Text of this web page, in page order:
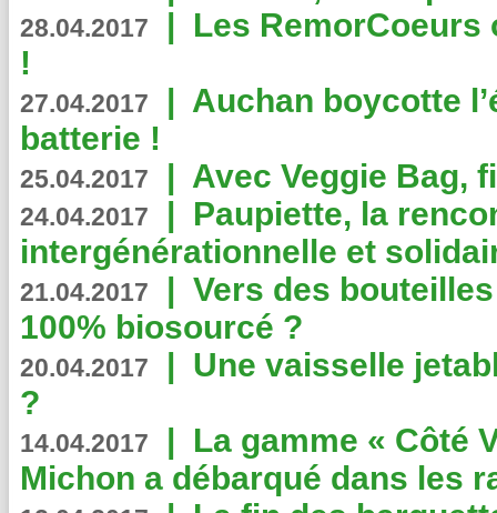
28.04.2017 | Les RemorCoeurs
!
27.04.2017 | Auchan boycotte
batterie !
25.04.2017 | Avec Veggie Bag,
24.04.2017 | Paupiette, la
intergénérationnelle et
21.04.2017 | Vers des
100% biosourcé ?
20.04.2017 | Une vaisselle
?
14.04.2017 | La gamme « Côté
Michon a débarqué dans les